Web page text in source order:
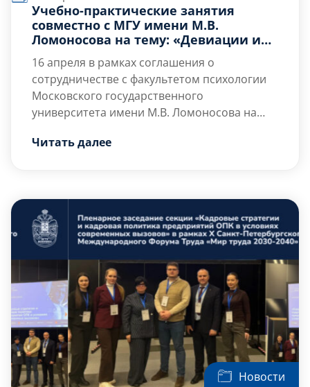
Учебно-практические занятия
совместно с МГУ имени М.В.
Ломоносова на тему: «Девиации и
кризисные состояния в практике
психолога»
16 апреля в рамках соглашения о
сотрудничестве с факультетом психологии
Московского государственного
университета имени М.В. Ломоносова на
высокотехнологичными предприятиями»
занятия со студентами 4 курса
специальности «Психология служебной
деятельности», посвящённые актуальной
теме: «Девиации и кризисные состояния в
практике психолога», на которых ведущие
практикующие психологи факультета […]
Читать далее
Новости